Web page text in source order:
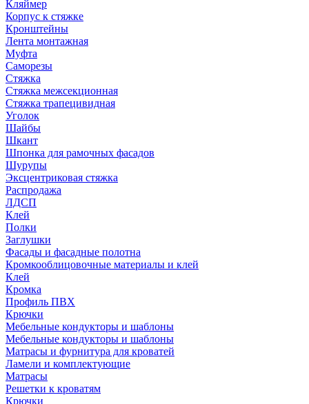
Кляймер
Корпус к стяжке
Кронштейны
Лента монтажная
Муфта
Саморезы
Стяжка
Стяжка межсекционная
Стяжка трапецивидная
Уголок
Шайбы
Шкант
Шпонка для рамочных фасадов
Шурупы
Эксцентриковая стяжка
Распродажа
ЛДСП
Клей
Полки
Заглушки
Фасады и фасадные полотна
Кромкооблицовочные материалы и клей
Клей
Кромка
Профиль ПВХ
Крючки
Мебельные кондукторы и шаблоны
Мебельные кондукторы и шаблоны
Матрасы и фурнитура для кроватей
Ламели и комплектующие
Матрасы
Решетки к кроватям
Крючки